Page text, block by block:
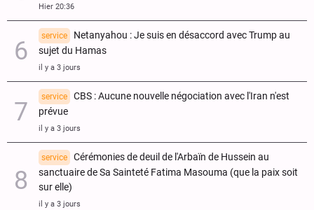
Hier 20:36
service
Netanyahou : Je suis en désaccord avec Trump au
sujet du Hamas
il y a 3 jours
service
CBS : Aucune nouvelle négociation avec l'Iran n'est
prévue
il y a 3 jours
service
Cérémonies de deuil de l'Arbaïn de Hussein au
sanctuaire de Sa Sainteté Fatima Masouma (que la paix soit
sur elle)
il y a 3 jours